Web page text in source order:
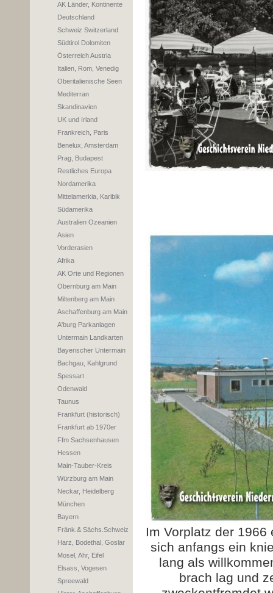
AK Länder, Kontinente
Deutschland
Schweiz Switzerland
Südtirol Dolomiten
Österreich Austria
Italien, Rom, Venedig
Oberitalienische Seen
Mediterran
Skandinavien
UK und Irland
Frankreich, Paris
Benelux, Amsterdam
Prag, Budapest
Restliches Europa
Nordamerika
Mittelamerkia, Karibik
Südamerika
Australien Ozeanien
Asien
Vorderasien
Afrika
AK Orte und Regionen
Obernburg am Main
Miltenberg am Main
Aschaffenburg am Main
A'burg Parkanlagen
Untermain Landkarten
Bayerischer Untermain
Bachgau, Kahlgrund
Spessart
Odenwald
Taunus
Frankfurt (historisch)
Frankfurt ab 1970er
Ffm Sachsenhausen
Hessen
Main-Tauber-Kreis
Würzburg am Main
Neckar, Heidelberg
München
Bayern
Fränk.& Sächs.Schweiz
Harz, Bodethal, Goslar
Mosel, Ahr, Eifel
Elsass, Vogesen
Spreewald
Im Vorplatz der
sich anfangs ein
lang als
brach lag und